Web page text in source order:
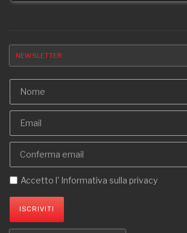
NEWSLETTER
Accetto l' Informativa sulla privacy
ISCRIVITI